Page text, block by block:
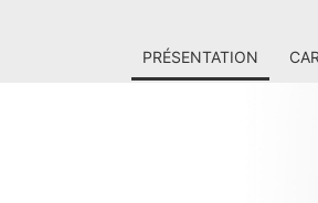
PRÉSENTATION